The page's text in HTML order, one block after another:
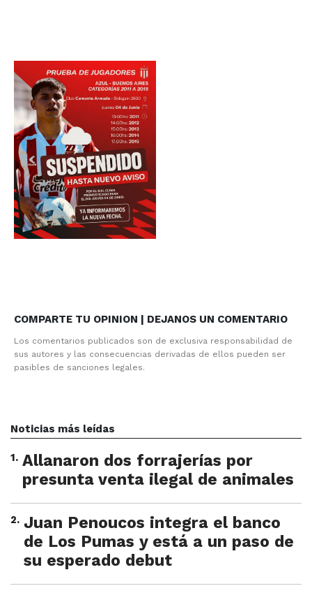
COMPARTE TU OPINION | DEJANOS UN COMENTARIO
Los comentarios publicados son de exclusiva responsabilidad de
sus autores y las consecuencias derivadas de ellos pueden ser
pasibles de sanciones legales.
Noticias más leídas
1. Allanaron dos forrajerías por
presunta venta ilegal de animales
2. Juan Penoucos integra el banco
de Los Pumas y está a un paso de
su esperado debut